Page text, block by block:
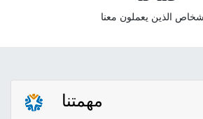
الذين يعملون معنا
مهمتنا